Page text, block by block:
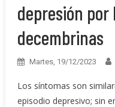
depresión por
decembrinas
Martes, 19/12/2023
Los síntomas son
episodio depresivo; sin